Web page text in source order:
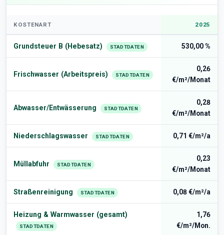
KOSTENART 2025
Grundsteuer B (Hebesatz) STADTDATEN 530,00 %
Frischwasser (Arbeitspreis) STADTDATEN
0,26
€/m²/Monat
Abwasser/Entwässerung STADTDATEN
0,28
€/m²/Monat
Niederschlagswasser STADTDATEN 0,71 €/m²/a
Müllabfuhr STADTDATEN
0,23
€/m²/Monat
Straßenreinigung STADTDATEN 0,08 €/m²/a
Heizung & Warmwasser (gesamt)
STADTDATEN
1,76
€/m²/Mon.